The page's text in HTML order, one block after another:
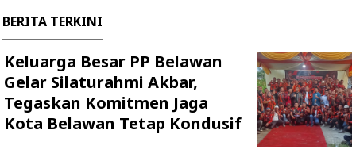
BERITA TERKINI
Keluarga Besar PP Belawan
Gelar Silaturahmi Akbar,
Tegaskan Komitmen Jaga
Kota Belawan Tetap Kondusif